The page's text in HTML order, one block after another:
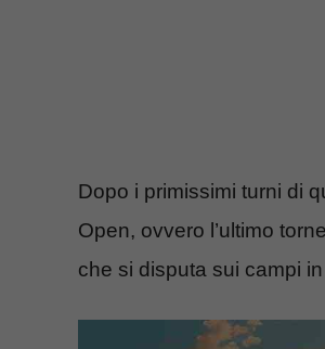
Dopo i primissimi turni di
Open, ovvero l’ultimo
che si disputa sui campi